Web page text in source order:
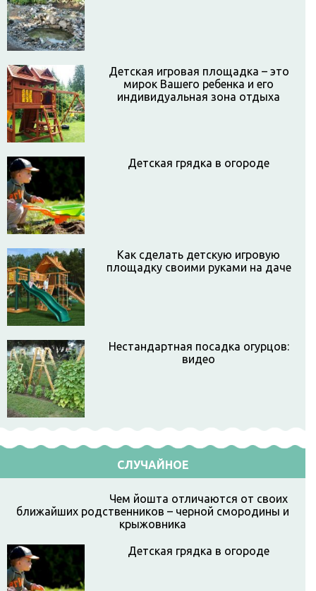
Детская игровая площадка – это
мирок Вашего ребенка и его
индивидуальная зона отдыха
Детская грядка в огороде
Как сделать детскую игровую
площадку своими руками на даче
Нестандартная посадка огурцов:
видео
СЛУЧАЙНОЕ
Чем йошта отличаются от своих
ближайших родственников – черной смородины и
крыжовника
Детская грядка в огороде